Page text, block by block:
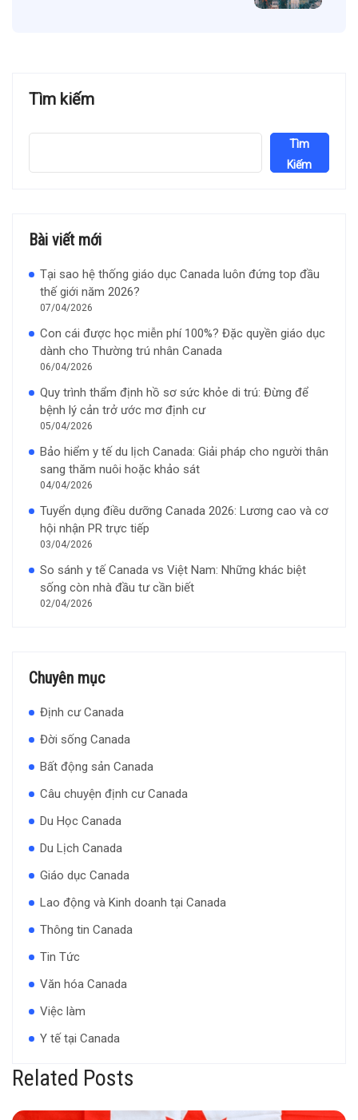
Tìm kiếm
Tìm
Kiếm
Bài viết mới
Tại sao hệ thống giáo dục Canada luôn đứng top đầu
thế giới năm 2026?
07/04/2026
Con cái được học miễn phí 100%? Đặc quyền giáo dục
dành cho Thường trú nhân Canada
06/04/2026
Quy trình thẩm định hồ sơ sức khỏe di trú: Đừng để
bệnh lý cản trở ước mơ định cư
05/04/2026
Bảo hiểm y tế du lịch Canada: Giải pháp cho người thân
sang thăm nuôi hoặc khảo sát
04/04/2026
Tuyển dụng điều dưỡng Canada 2026: Lương cao và cơ
hội nhận PR trực tiếp
03/04/2026
So sánh y tế Canada vs Việt Nam: Những khác biệt
sống còn nhà đầu tư cần biết
02/04/2026
Chuyên mục
Định cư Canada
Đời sống Canada
Bất động sản Canada
Câu chuyện định cư Canada
Du Học Canada
Du Lịch Canada
Giáo dục Canada
Lao động và Kinh doanh tại Canada
Thông tin Canada
Tin Tức
Văn hóa Canada
Việc làm
Y tế tại Canada
Related Posts